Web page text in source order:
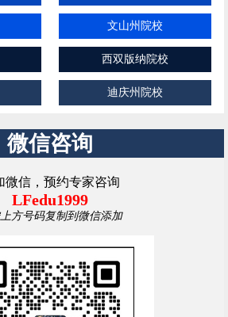
文山州院校
西双版纳院校
迪庆州院校
微信咨询
微信，预约专家咨询
LFedu1999
方号码复制到微信添加